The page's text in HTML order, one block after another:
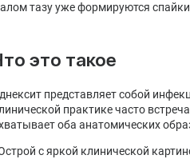
тазу уже формируются
это такое
представляет собой
практике часто
оба анатомических
с яркой клинической